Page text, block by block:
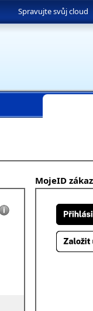
Spravujte svůj cloud
MojeID